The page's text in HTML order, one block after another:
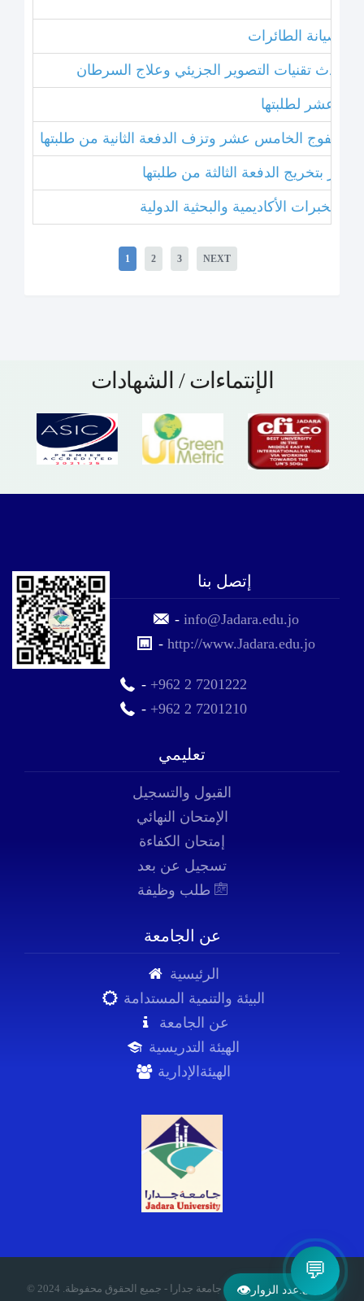
صيانة الطائرات
أحدث تقنيات التصوير الجزيئي وعلاج السرطان
عشر لطلبتها
الفوج الخامس عشر وتزف الدفعة الثانية من طلبتها
بتخريج الدفعة الثالثة من طلبتها
1 2 3 NEXT
الإنتماءات / الشهادات
إتصل بنا
-info@Jadara.edu.jo
-http://www.Jadara.edu.jo
- +962 2 7201222
- +962 2 7201210
تعليمي
القبول والتسجيل
الإمتحان النهائي
إمتحان الكفاءة
تسجيل عن بعد
عن الجامعة
الرئيسية
البيئة والتنمية المستدامة
عن الجامعة
الهيئة التدريسية
الهيئةالإدارية
© 2024 .جامعة جدارا - جميع الحقوق محفوظة 👁 عدد الزوار:874
💬